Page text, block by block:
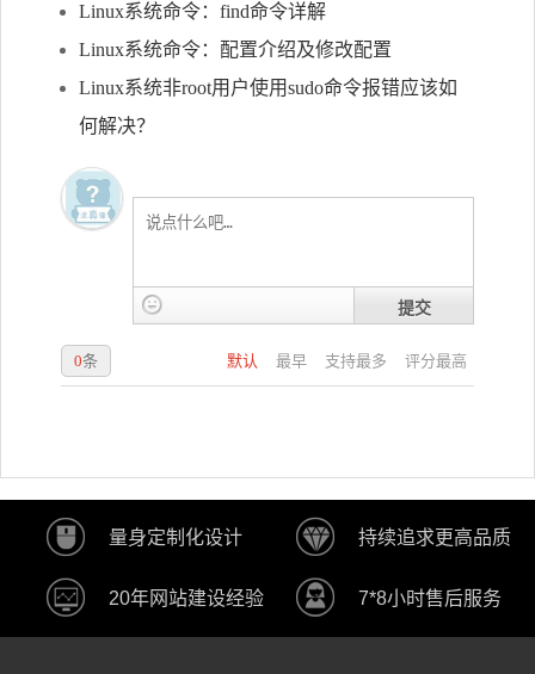
Linux系统命令：find命令详解
Linux系统命令：配置介绍及修改配置
Linux系统非root用户使用sudo命令报错应该如
何解决？
提交
默认 最早 支持最多 评分最高
0条
量身定制化设计 持续追求更高品质
20年网站建设经验 7*8小时售后服务